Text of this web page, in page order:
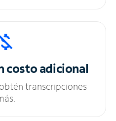
costo adicional
transcripciones